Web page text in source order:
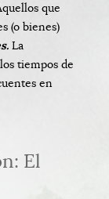
que
(o bienes)
La
tiempos de
en
El